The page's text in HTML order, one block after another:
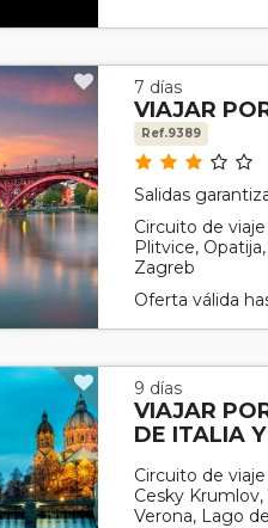
7 días
VIAJAR
Ref.9389
Salidas
Circuito de
Plitvice,
Zagreb
Oferta válida
9 días
VIAJAR
DE ITALIA
Circuito de
Cesky Krumlov,
Verona, Lago